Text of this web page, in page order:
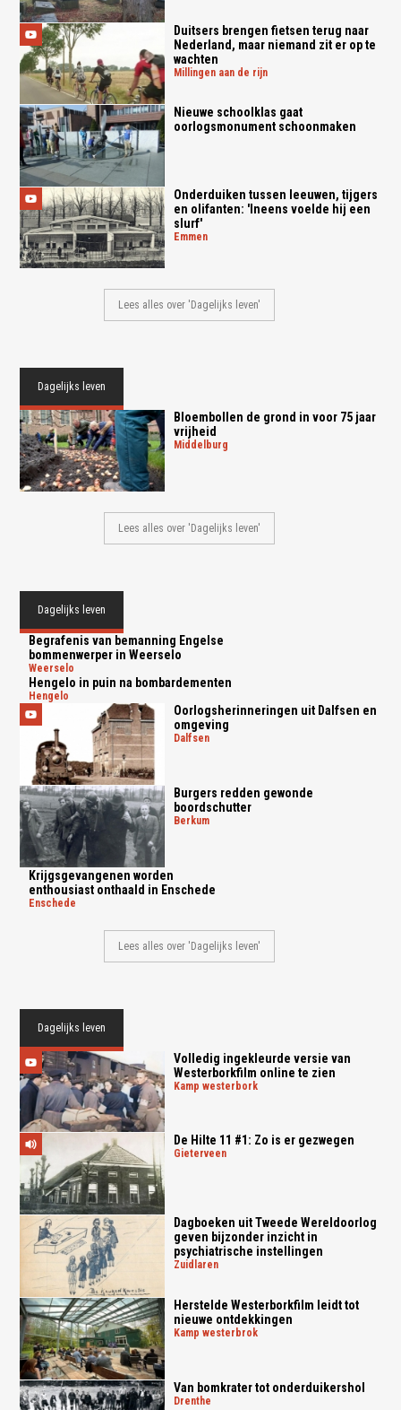
Duitsers brengen fietsen terug naar
Nederland, maar niemand zit er op te
wachten
millingen aan de rijn
Nieuwe schoolklas gaat
oorlogsmonument schoonmaken
Onderduiken tussen leeuwen, tijgers
en olifanten: 'Ineens voelde hij een
slurf'
emmen
Lees alles over 'Dagelijks leven'
Dagelijks leven
Bloembollen de grond in voor 75 jaar
vrijheid
middelburg
Lees alles over 'Dagelijks leven'
Dagelijks leven
Begrafenis van bemanning Engelse
bommenwerper in Weerselo
weerselo
Hengelo in puin na bombardementen
hengelo
Oorlogsherinneringen uit Dalfsen en
omgeving
dalfsen
Burgers redden gewonde
boordschutter
berkum
Krijgsgevangenen worden
enthousiast onthaald in Enschede
enschede
Lees alles over 'Dagelijks leven'
Dagelijks leven
Volledig ingekleurde versie van
Westerborkfilm online te zien
kamp westerbork
De Hilte 11 #1: Zo is er gezwegen
gieterveen
Dagboeken uit Tweede Wereldoorlog
geven bijzonder inzicht in
psychiatrische instellingen
zuidlaren
Herstelde Westerborkfilm leidt tot
nieuwe ontdekkingen
kamp westerbrok
Van bomkrater tot onderduikershol
drenthe